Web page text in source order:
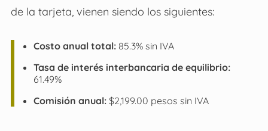
de la tarjeta, vienen siendo los siguientes:
Costo anual total:85.3% sin IVA
Tasa de interés interbancaria de equilibrio:
61.49%
Comisión anual:$2,199.00 pesos sin IVA